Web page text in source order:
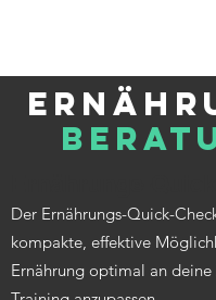
Der Ernährungs-Quick-
kompakte, effektive
Ernährung optimal an